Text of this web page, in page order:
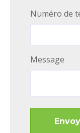
Numéro de
Message